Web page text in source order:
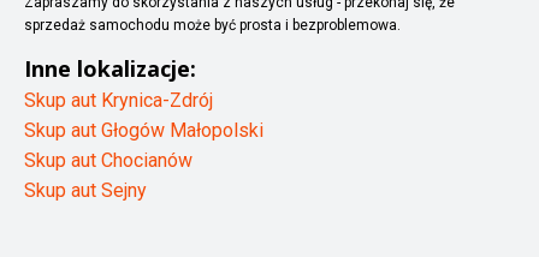
sprzedaż samochodu może być prosta i bezproblemowa.
Inne lokalizacje:
Skup aut Krynica-Zdrój
Skup aut Głogów Małopolski
Skup aut Chocianów
Skup aut Sejny